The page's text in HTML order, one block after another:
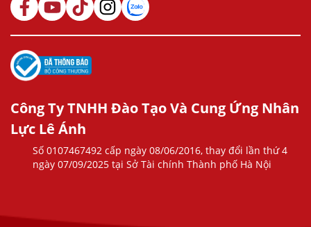
Công Ty TNHH Đào Tạo Và Cung Ứng Nhân
Lực Lê Ánh
Số 0107467492 cấp ngày 08/06/2016, thay đổi lần thứ 4
ngày 07/09/2025 tại Sở Tài chính Thành phố Hà Nội